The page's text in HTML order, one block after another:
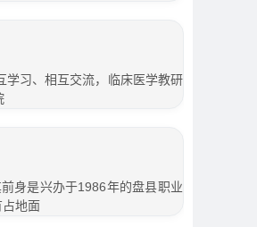
学习、相互交流，临床医学教研
身是兴办于1986年的盘县职业
地面